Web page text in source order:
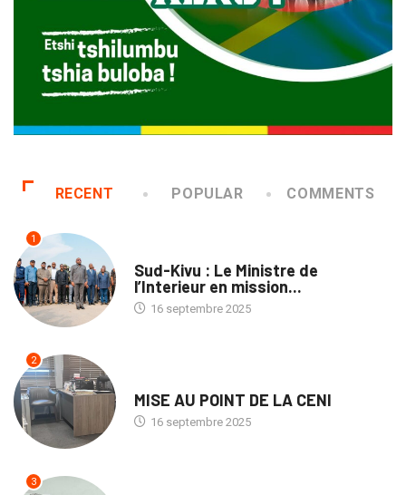
RECENT POPULAR COMMENTS
1
Sud-Kivu : Le Ministre de
l’Interieur en mission...
16 septembre 2025
2
MISE AU POINT DE LA CENI
16 septembre 2025
3